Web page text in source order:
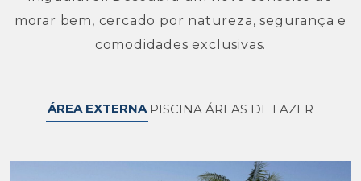
morar bem, cercado por natureza, segurança e
comodidades exclusivas.
ÁREA EXTERNA PISCINA ÁREAS DE LAZER